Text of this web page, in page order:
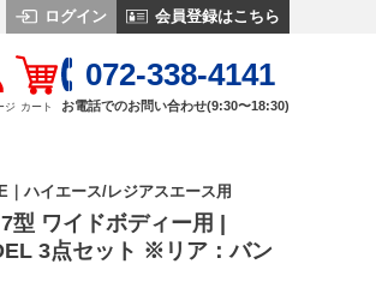
ログイン 会員登録はこちら
ジ カート
072-338-4141
お電話でのお問い合わせ(9:30〜18:30)
ハイエース/レジアスエース用
型 ワイドボディー用 |
3点セット ※リア：バン